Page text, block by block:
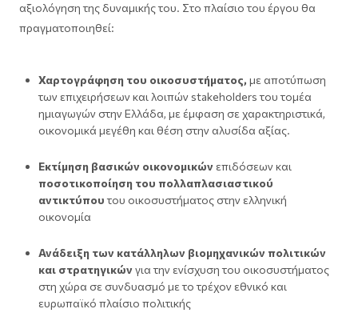
αξιολόγηση της δυναμικής του. Στο πλαίσιο του έργου θα
πραγματοποιηθεί:
Χαρτογράφηση του οικοσυστήματος, με αποτύπωση
των επιχειρήσεων και λοιπών stakeholders του τομέα
ημιαγωγών στην Ελλάδα, με έμφαση σε χαρακτηριστικά,
οικονομικά μεγέθη και θέση στην αλυσίδα αξίας.
Εκτίμηση βασικών οικονομικών επιδόσεων και
ποσοτικοποίηση του πολλαπλασιαστικού
αντικτύπουτου οικοσυστήματος στην ελληνική
οικονομία
Ανάδειξη των κατάλληλων βιομηχανικών πολιτικών
και στρατηγικώνγια την ενίσχυση του οικοσυστήματος
στη χώρα σε συνδυασμό με το τρέχον εθνικό και
ευρωπαϊκό πλαίσιο πολιτικής